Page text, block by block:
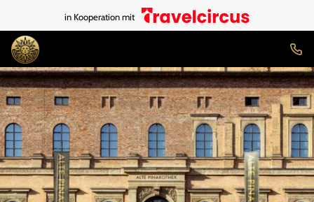
in Kooperation mit